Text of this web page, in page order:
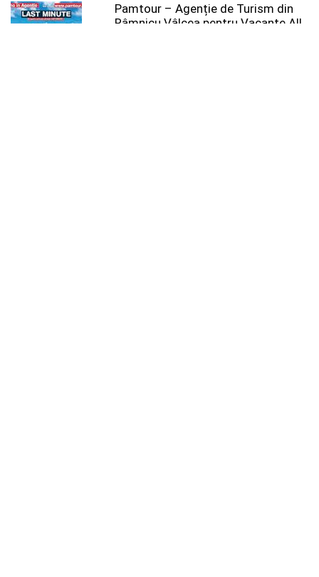
Pamtour – Agenție de Turism din
Râmnicu Vâlcea pentru Vacanțe All